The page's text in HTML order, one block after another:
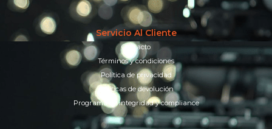
Servicio Al Cliente
Contacto
Términos y condiciones
Política de privacidad
Políticas de devolución
Programa de integridad y compliance